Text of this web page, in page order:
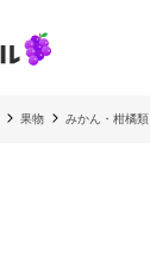
果物 みかん・柑橘類